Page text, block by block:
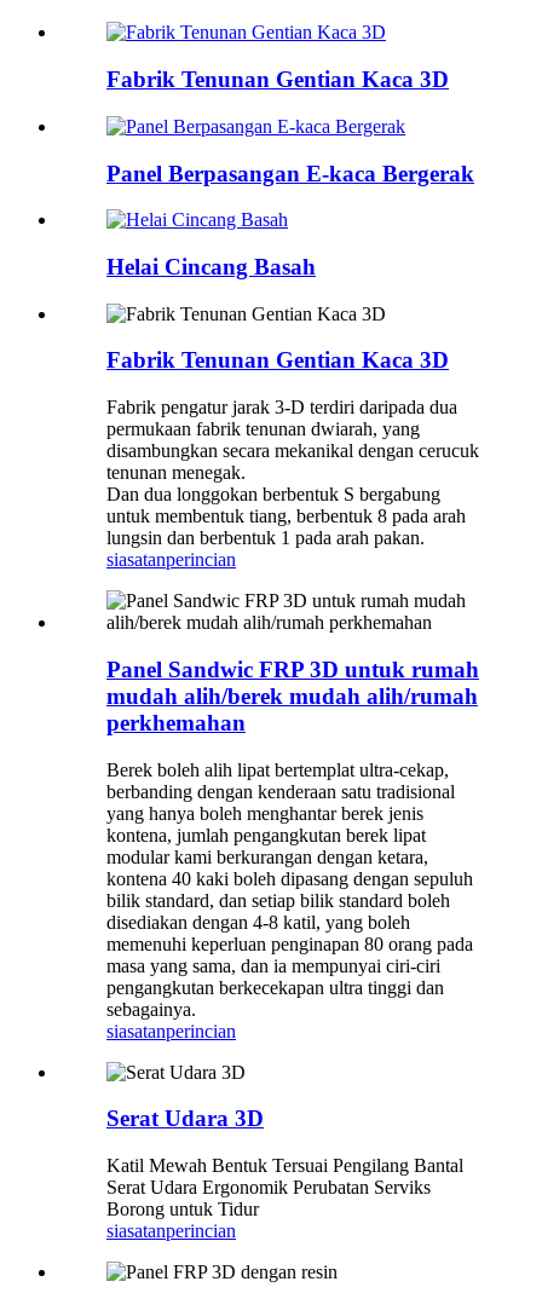
Fabrik Tenunan Gentian Kaca 3D
Panel Berpasangan E-kaca Bergerak
Helai Cincang Basah
Fabrik Tenunan Gentian Kaca 3D
Fabrik pengatur jarak 3-D terdiri daripada dua
permukaan fabrik tenunan dwiarah, yang
disambungkan secara mekanikal dengan cerucuk
tenunan menegak.
Dan dua longgokan berbentuk S bergabung
untuk membentuk tiang, berbentuk 8 pada arah
lungsin dan berbentuk 1 pada arah pakan.
siasatanperincian
Panel Sandwic FRP 3D untuk rumah
mudah alih/berek mudah alih/rumah
perkhemahan
Berek boleh alih lipat bertemplat ultra-cekap,
berbanding dengan kenderaan satu tradisional
yang hanya boleh menghantar berek jenis
kontena, jumlah pengangkutan berek lipat
modular kami berkurangan dengan ketara,
kontena 40 kaki boleh dipasang dengan sepuluh
bilik standard, dan setiap bilik standard boleh
disediakan dengan 4-8 katil, yang boleh
memenuhi keperluan penginapan 80 orang pada
masa yang sama, dan ia mempunyai ciri-ciri
pengangkutan berkecekapan ultra tinggi dan
sebagainya.
siasatanperincian
Serat Udara 3D
Katil Mewah Bentuk Tersuai Pengilang Bantal
Serat Udara Ergonomik Perubatan Serviks
Borong untuk Tidur
siasatanperincian